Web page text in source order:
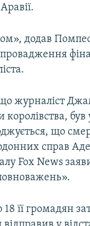
додав
що журналіст
був
що
справ
Fox News
18 її громадян